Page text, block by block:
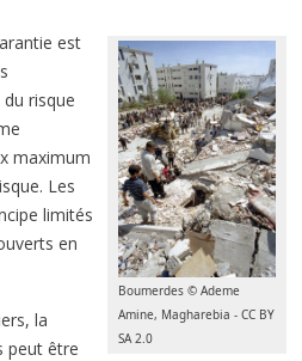
Boumerdes © Ademe
Amine, Magharebia - CC BY
SA 2.0
est
risque
maximum
Les
limités
en
la
peut être